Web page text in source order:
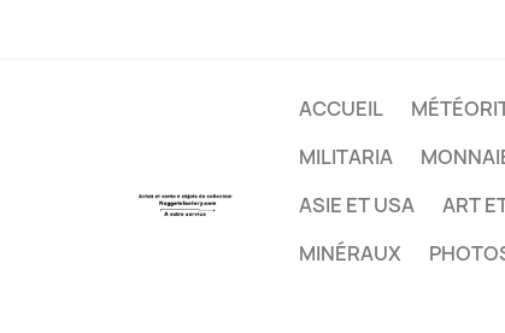
ACCUEIL
MILITARIA
ASIE ET USA
ART
MINÉRAUX